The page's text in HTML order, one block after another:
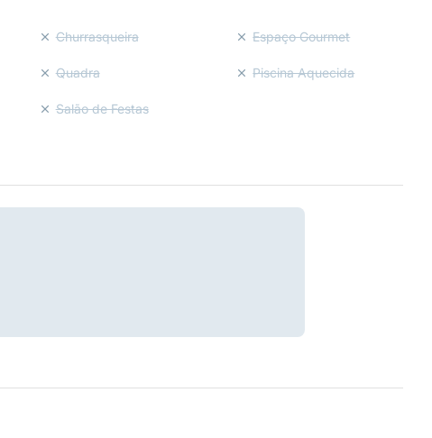
Churrasqueira Espaço Gourmet
Quadra Piscina Aquecida
Salão de Festas